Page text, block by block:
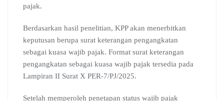
pajak.
Berdasarkan hasil penelitian, KPP akan menerbitkan
keputusan berupa surat keterangan pengangkatan
sebagai kuasa wajib pajak. Format surat keterangan
pengangkatan sebagai kuasa wajib pajak tersedia pada
Lampiran II Surat X PER-7/PJ/2025.
Setelah memperoleh penetapan status wajib pajak